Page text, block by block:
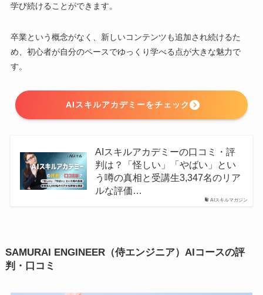
学び続けることができます。
卒業という概念がなく、新しいコンテンツも追加され続けるた
め、初心者が自分のペースでゆっくり学べる点が大きな魅力で
す。
AIスキルアカデミーをチェック
AIスキルマガジン
AIスキルアカデミーの口コミ・評
判は？「怪しい」「やばい」とい
う噂の真相と受講生3,347名のリア
ルな評価…
SAMURAI ENGINEER（侍エンジニア）AIコースの評
判・口コミ